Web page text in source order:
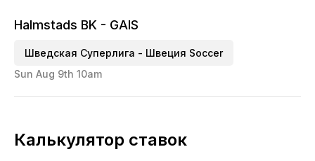
Halmstads BK - GAIS
Шведская Суперлига - Швеция Soccer
Sun Aug 9th 10am
Калькулятор ставок